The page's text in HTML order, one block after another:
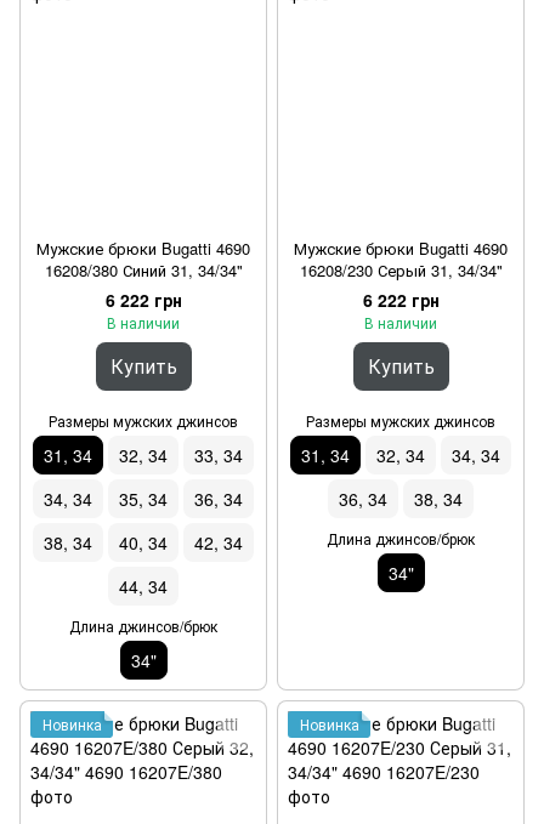
Мужские брюки Bugatti 4690
16208/380 Синий 31, 34/34"
6 222 грн
В наличии
Купить
Размеры мужских джинсов
31, 34 32, 34
33, 34
34, 34
35, 34
36, 34
38, 34
40, 34
42, 34
44, 34
Длина джинсов/брюк
34"
Мужские брюки Bugatti 4690
16208/230 Серый 31, 34/34"
6 222 грн
В наличии
Купить
Размеры мужских джинсов
31, 34 32, 34
34, 34
36, 34
38, 34
Длина джинсов/брюк
34"
Новинка Новинка